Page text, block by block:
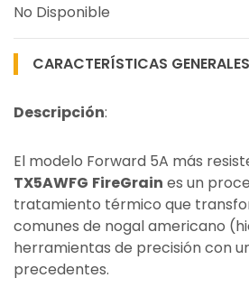
No Disponible
CARACTERÍSTICAS GENERALES
Descripción:
El modelo Forward 5A más
TX5AWFG FireGrain es un
tratamiento térmico que
comunes de nogal americano
herramientas de precisión con
precedentes.